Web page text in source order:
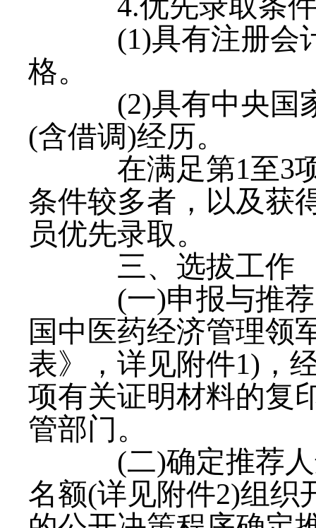
(1)具有注册会计
格。
(2)具有中央国家
(含借调)经历。
在满足第1至3项
条件较多者，以及获
员优先录取。
三、选拔工作
(一)申报与推
国中医药经济管理领
表》，详见附件1)，
项有关证明材料的复
管部门。
(二)确定推荐
名额(详见附件2)组织